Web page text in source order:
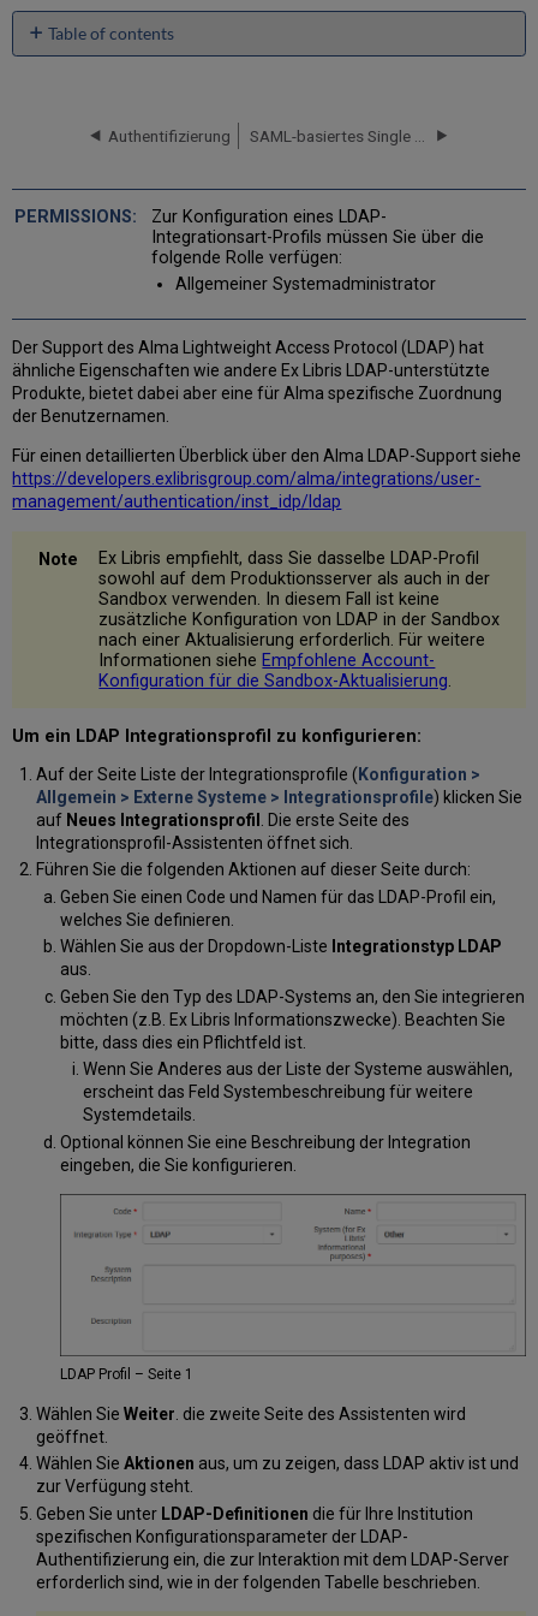
Table of contents
No
Authentifizierung
Zur Konfiguration eines LDAP-
Integrationsart-Profils müssen Sie über die
folgende Rolle verfügen:
Allgemeiner Systemadministrator
Der Support des Alma Lightweight Access Protocol (LDAP) hat
ähnliche Eigenschaften wie andere Ex Libris LDAP-unterstützte
Produkte, bietet dabei aber eine für Alma spezifische Zuordnung
der Benutzernamen.
Für einen detaillierten Überblick über den Alma LDAP-Support siehe
https://developers.exlibrisgroup.com/alma/integrations/user-
management/authentication/inst_idp/ ldap
Ex Libris empfiehlt, dass Sie dasselbe LDAP-Profil
sowohl auf dem Produktionsserver als auch in der
Sandbox verwenden. In diesem Fall ist keine
zusätzliche Konfiguration von LDAP in der Sandbox
nach einer Aktualisierung erforderlich. Für weitere
Informationen siehe Empfohlene Account-
Konfiguration für die Sandbox-Aktualisierung.
Um ein LDAP Integrationsprofil zu konfigurieren:
Auf der Seite Liste der Integrationsprofile ( Konfiguration >
Allgemein > Externe Systeme > Integrationsprofile) klicken Sie
auf Neues Integrationsprofil
. Die erste Seite des
Integrationsprofil-Assistenten öffnet sich.
Führen Sie die folgenden Aktionen auf dieser Seite durch:
Geben Sie einen Code und Namen für das LDAP-Profil ein,
welches Sie definieren.
Wählen Sie aus der Dropdown-Liste Integrationstyp LDAP
aus.
Geben Sie den Typ des LDAP-Systems an, den Sie integrieren
möchten (z.B. Ex Libris Informationszwecke). Beachten Sie
bitte, dass dies ein Pflichtfeld ist.
Wenn Sie Anderes aus der Liste der Systeme auswählen,
erscheint das Feld Systembeschreibung für weitere
Systemdetails.
Optional können Sie eine Beschreibung der Integration
eingeben, die Sie konfigurieren.
LDAP Profil – Seite 1
Wählen Sie Weiter . die zweite Seite des Assistenten wird
geöffnet.
Wählen Sie Aktionen aus, um zu zeigen, dass LDAP aktiv ist und
zur Verfügung steht.
Geben Sie unter LDAP-Definitionen die für Ihre Institution
spezifischen Konfigurationsparameter der LDAP-
Authentifizierung ein, die zur Interaktion mit dem LDAP-Server
erforderlich sind, wie in der folgenden Tabelle beschrieben.